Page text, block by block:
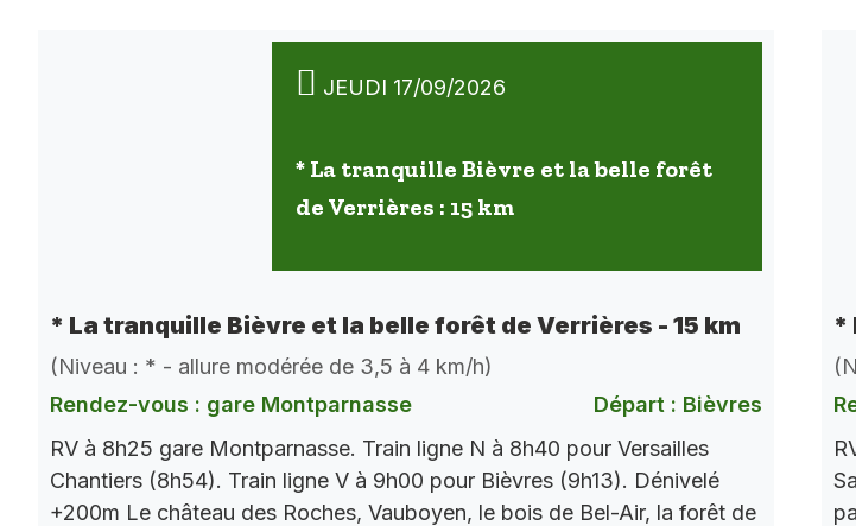
JEUDI 17/09/2026
* La tranquille Bièvre et la belle forêt
de Verrières : 15 km
* La tranquille Bièvre et la belle forêt de Verrières - 15 km
(Niveau : * - allure modérée de 3,5 à 4 km/h)
Rendez-vous : gare Montparnasse
Départ : Bièvres
RV à 8h25 gare Montparnasse. Train ligne N à 8h40 pour Versailles
Chantiers (8h54). Train ligne V à 9h00 pour Bièvres (9h13). Dénivelé
+200m Le château des Roches, Vauboyen, le bois de Bel-Air, la forêt de
*